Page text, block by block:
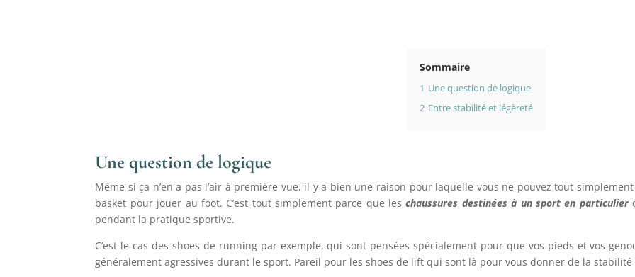
Sommaire
1 Une question de logique
2 Entre stabilité et légèreté
Une question de logique
Même si ça n’en a pas l’air à première vue, il y a bien une raison pour laquelle vous ne pouvez tout
basket pour jouer au foot. C’est tout simplement parce que leschaussures destinées à un sport en particulier
pendant la pratique sportive.
C’est le cas des shoes de running par exemple, qui sont pensées spécialement pour que vos pieds et vos
généralement agressives durant le sport. Pareil pour les shoes de lift qui sont là pour vous donner de la